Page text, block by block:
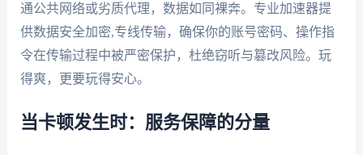
通公共网络或劣质代理，数据如同裸奔。专业加速器提
供数据安全加密,专线传输，确保你的账号密码、操作指
令在传输过程中被严密保护，杜绝窃听与篡改风险。玩
得爽，更要玩得安心。
当卡顿发生时：服务保障的分量